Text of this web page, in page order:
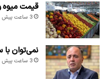
قیمت میوه و تره بار
3 ساعت پیش
نمی‌توان با
3 ساعت پیش